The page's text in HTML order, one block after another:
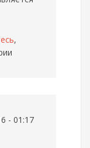
,
- 01:17